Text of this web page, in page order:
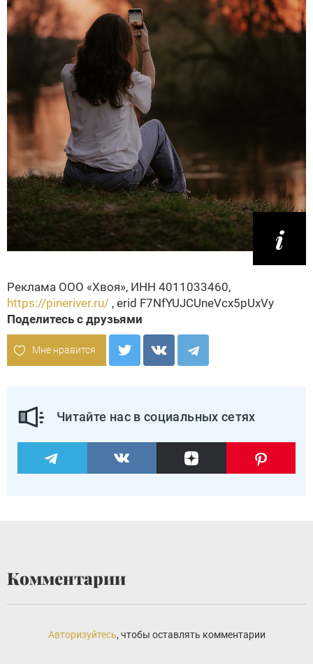
Реклама ООО «Хвоя», ИНН 4011033460,
https://pineriver.ru/ , erid F7NfYUJCUneVcx5pUxVy
Поделитесь с друзьями
Мне нравится
Читайте нас в социальных сетях
Комментарии
Авторизуйтесь, чтобы оставлять комментарии